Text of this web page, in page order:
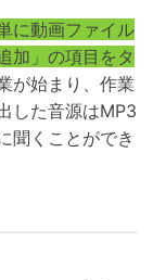
に動画ファイル
加」の項目をタ
が始まり、作業
した音源はMP3
聞くことができ